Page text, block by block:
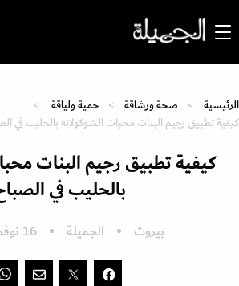
الرئيسية صحة ورشاقة
حمية ولياقة
كيفية تطبيق رجيم البنات محبات الشوكولاته بالحليب في
كيفية تطبيق رجيم البنات
بالحليب في
بيروت الجميلة 16 نوفمبر 2023